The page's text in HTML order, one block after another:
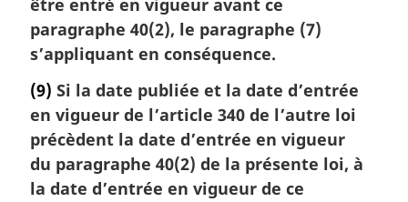
être entré en vigueur avant ce
paragraphe 40(2), le paragraphe (7)
s’appliquant en conséquence.
(9) Si la date publiée et la date d’entrée
en vigueur de l’article 340 de l’autre loi
précèdent la date d’entrée en vigueur
du paragraphe 40(2) de la présente loi, à
la date d’entrée en vigueur de ce